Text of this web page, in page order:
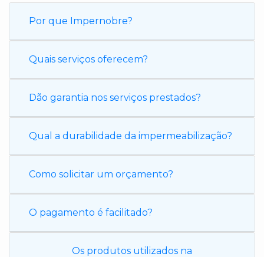
Por que Impernobre?
Quais serviços oferecem?
Dão garantia nos serviços prestados?
Qual a durabilidade da impermeabilização?
Como solicitar um orçamento?
O pagamento é facilitado?
Os produtos utilizados na